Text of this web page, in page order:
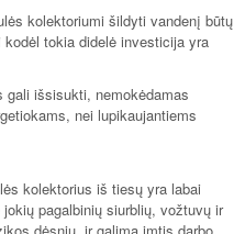
kolektoriumi šildyti vandenį būtų
tokia didelė investicija yra
gali išsisukti, nemokėdamas
nei lupikaujantiems
kolektorius iš tiesų yra labai
pagalbinių siurblių, vožtuvų ir